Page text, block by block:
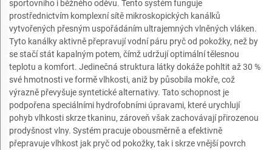
sportovního i běžného oděvu. Tento systém funguje
prostřednictvím komplexní sítě mikroskopických kanálků
vytvořených přesným uspořádáním ultrajemných vlněných vláken.
Tyto kanálky aktivně přepravují vodní páru pryč od pokožky, než by
se stačí stát kapalným potem, čímž udržují optimální tělesnou
teplotu a komfort. Jedinečná struktura látky dokáže pohltit až 30 %
své hmotnosti ve formě vlhkosti, aniž by působila mokře, což
výrazně převyšuje syntetické alternativy. Tato schopnost je
podpořena speciálními hydrofobními úpravami, které urychlují
pohyb vlhkosti skrze tkaninu, zároveň však zachovávají přirozenou
prodyšnost vlny. Systém pracuje obousměrně a efektivně
přepravuje vlhkost jak pryč od pokožky, tak i skrze vnější povrch